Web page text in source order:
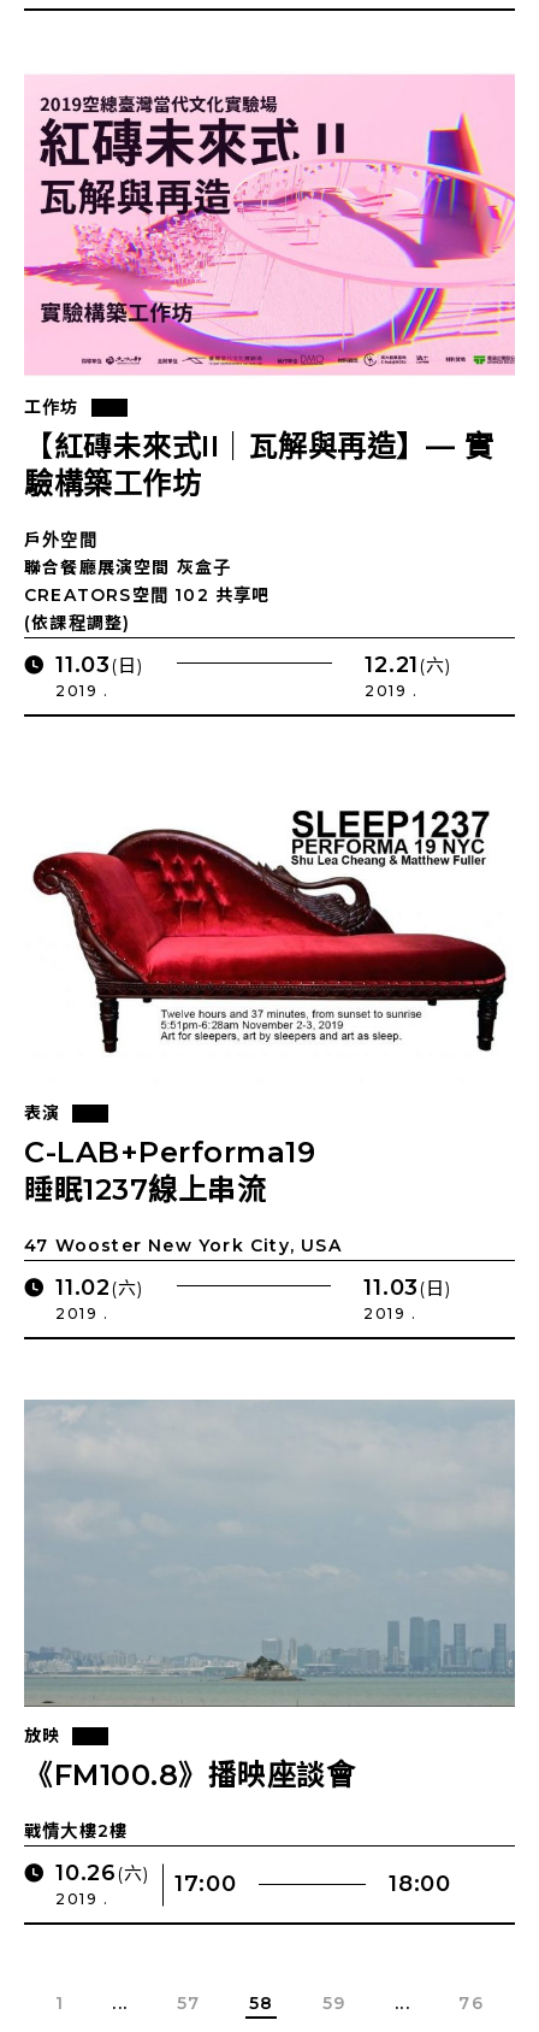
工作坊
【紅磚未來式II｜瓦解與再造】— 實
驗構築工作坊
戶外空間
聯合餐廳展演空間 灰盒子
CREATORS空間 102 共享吧
(依課程調整)
11.03(日)
2019 .
12.21(六)
2019 .
表演
C-LAB+Performa19
睡眠1237線上串流
47 Wooster New York City, USA
11.02(六)
2019 .
11.03(日)
2019 .
放映
《FM100.8》播映座談會
戰情大樓2樓
10.26(六)
2019 .
17:00 18:00
1 ... 57 58 59 ... 76